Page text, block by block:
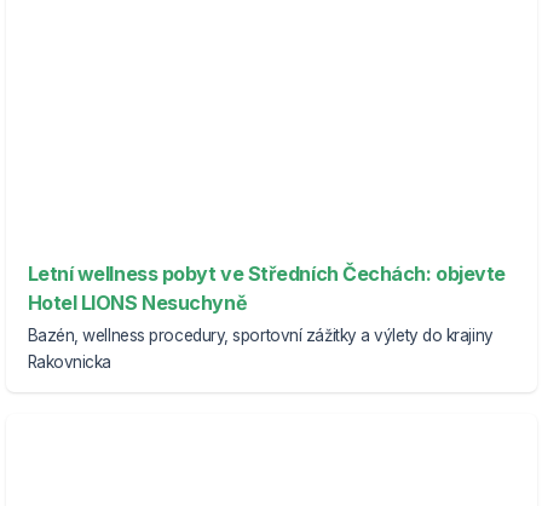
Letní wellness pobyt ve Středních Čechách: objevte
Hotel LIONS Nesuchyně
Bazén, wellness procedury, sportovní zážitky a výlety do krajiny
Rakovnicka